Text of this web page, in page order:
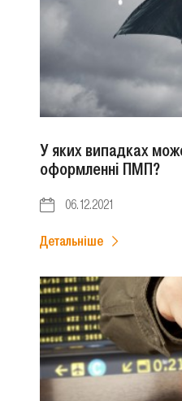
У яких випадках
оформленні ПМП?
06.12.2021
Детальніше